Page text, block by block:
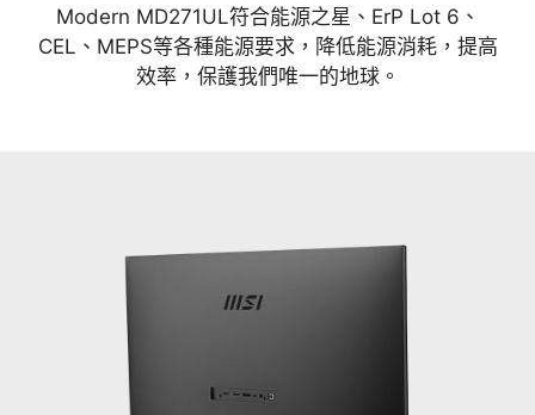
Modern MD271UL符合能源之星、ErP Lot 6、
CEL、MEPS等各種能源要求，降低能源消耗，提高
效率，保護我們唯一的地球。